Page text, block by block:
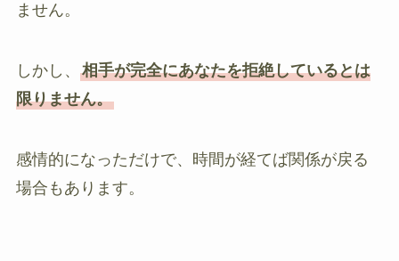
ません。
しかし、 相手が完全にあなたを拒絶しているとは
限りません。
感情的になっただけで、時間が経てば関係が戻る
場合もあります。